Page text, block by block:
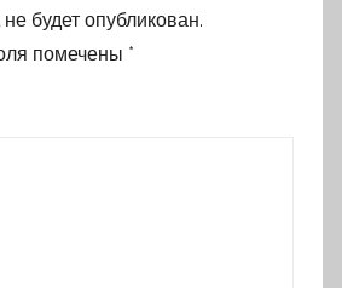
будет опубликован.
помечены *